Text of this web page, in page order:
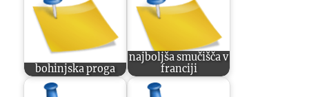
bohinjska proga
najboljša smučišča v
franciji